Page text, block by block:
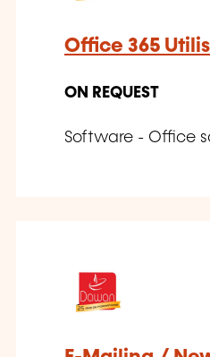
Office 365
ON REQUEST
Software - Office